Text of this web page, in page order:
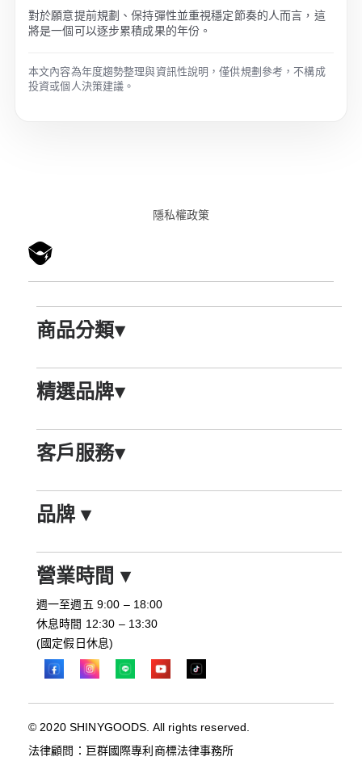
對於願意提前規劃、保持彈性並重視穩定節奏的人而言，這
將是一個可以逐步累積成果的年份。
本文內容為年度趨勢整理與資訊性說明，僅供規劃參考，不構成
投資或個人決策建議。
隱私權政䇿
商品分類▾
精選品牌▾
客戶服務▾
品牌▾
營業時間 ▾
週一至週五 9:00 – 18:00
休息時間 12:30 – 13:30
(國定假日休息)
© 2020 SHINYGOODS. All rights reserved.
法律顧問：巨群國際專利商標法律事務所